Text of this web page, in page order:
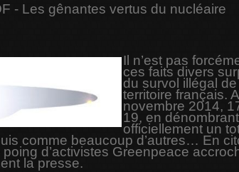
- Les gênantes vertus du nucléaire
Il n’est pas
ces faits divers
du survol illégal
territoire français.
novembre 2014,
19, en
officiellement un
comme beaucoup d’autres… En
d’activistes Greenpeace
la presse.